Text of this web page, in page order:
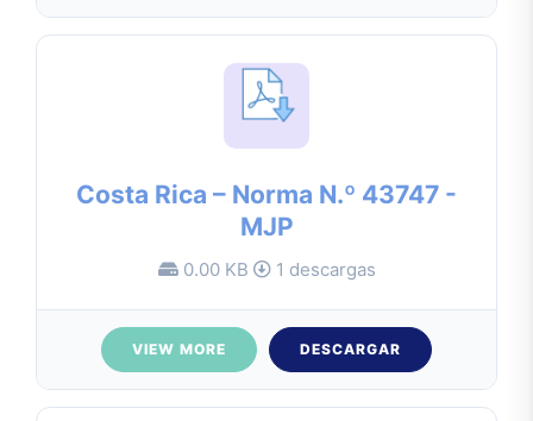
Costa Rica – Norma N.º 43747 -
MJP
0.00 KB 1 descargas
VIEW MORE DESCARGAR